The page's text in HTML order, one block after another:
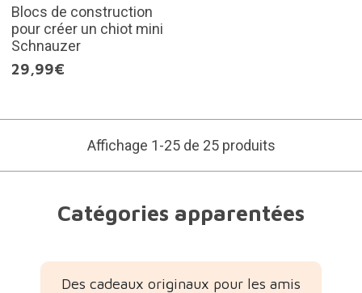
Blocs de construction
pour créer un chiot mini
Schnauzer
29,99€
Affichage 1-25 de 25 produits
Catégories apparentées
Des cadeaux originaux pour les amis